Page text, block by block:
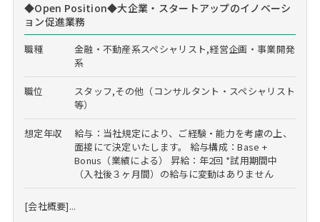
◆Open Position◆大企業・スタートアップのイノベーシ
ョン促進業務
職種
金融・不動産系スペシャリスト,経営企画・事業開発
系
職位
スタッフ,その他（コンサルタント・スペシャリスト
等）
想定年収
給与：当社規定により、ご経験・能力を考慮の上、
面接にて決定いたします。 給与構成：Base +
Bonus（業績による） 昇給：年2回 *試用期間中
（入社後３ヶ月間）の給与に変動はありません
[会社概要]...